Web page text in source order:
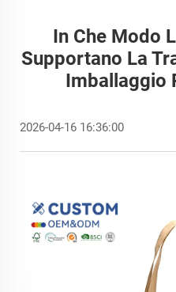
In Che Modo
Supportano La
Imballaggio
2026-04-16 16:36:00